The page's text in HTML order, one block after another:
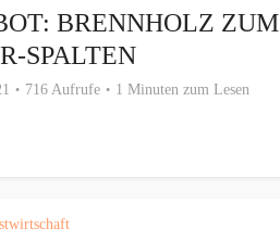
BRENNHOLZ ZUM
SPALTEN
716 Aufrufe 1 Minuten zum Lesen